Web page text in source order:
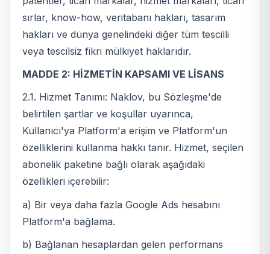
sırlar, know-how, veritabanı hakları, tasarım
hakları ve dünya genelindeki diğer tüm tescilli
veya tescilsiz fikri mülkiyet haklarıdır.
MADDE 2: HİZMETİN KAPSAMI VE LİSANS
2.1. Hizmet Tanımı: Naklov, bu Sözleşme'de
belirtilen şartlar ve koşullar uyarınca,
Kullanıcı'ya Platform'a erişim ve Platform'un
özelliklerini kullanma hakkı tanır. Hizmet, seçilen
abonelik paketine bağlı olarak aşağıdaki
özellikleri içerebilir:
a) Bir veya daha fazla Google Ads hesabını
Platform'a bağlama.
b) Bağlanan hesaplardan gelen performans